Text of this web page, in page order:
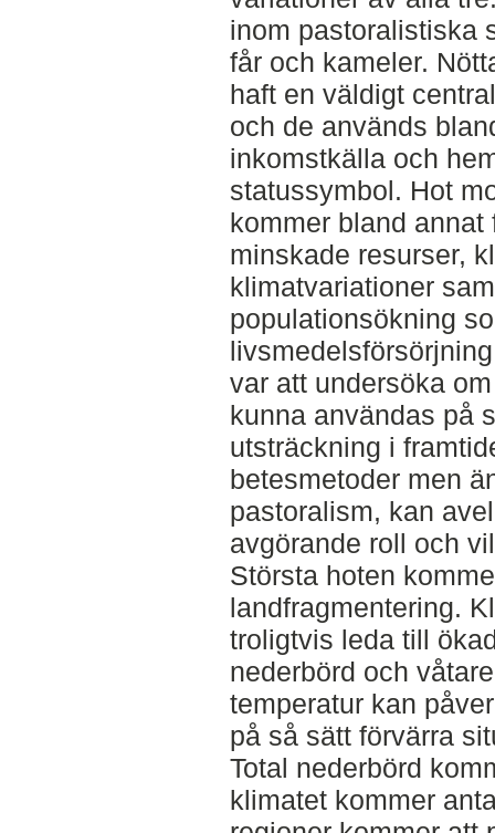
inom pastoralistiska
får och kameler.
haft en väldigt
och de används
inkomstkälla och
statussymbol. Hot
kommer bland
minskade resurser,
klimatvariationer
populationsökning
var att undersöka
kunna användas på
utsträckning i
betesmetoder men
pastoralism, kan
avgörande roll och
Största hoten
landfragmentering.
troligtvis leda till
nederbörd och
temperatur kan
på så sätt förvärra
Total nederbörd
klimatet kommer